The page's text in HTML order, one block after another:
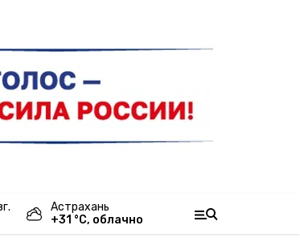
Астрахань
+31 °С, облачно